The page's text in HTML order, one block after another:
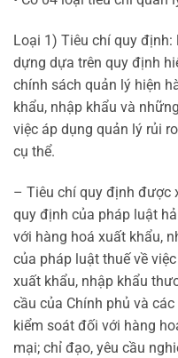
Loại 1) Tiêu chí quy
dựng dựa trên quy định
chính sách quản lý hiện
khẩu, nhập khẩu và
việc áp dụng quản lý rủi
cụ thể.
– Tiêu chí quy định được
quy định của pháp luật
với hàng hoá xuất khẩu,
của pháp luật thuế về
xuất khẩu, nhập khẩu
cầu của Chính phủ và
kiểm soát đối với hàng
mại; chỉ đạo, yêu cầu